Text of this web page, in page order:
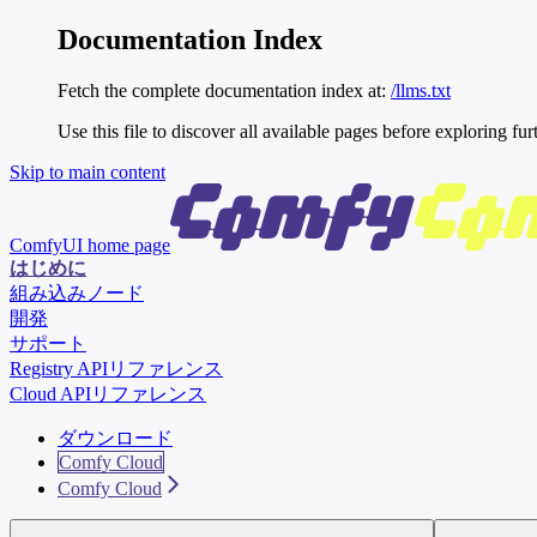
Documentation Index
Fetch the complete documentation index at: /llms.txt
Use this file to discover all available pages before exploring
Skip to main content
ComfyUI home page
はじめに
組み込みノード
開発
サポート
Registry APIリファレンス
Cloud APIリファレンス
ダウンロード
Comfy Cloud
Comfy Cloud